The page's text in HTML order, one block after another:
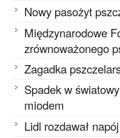
Nowy pasożyt
Międzynarodowe
zrównoważonego
Zagadka
Spadek w
miodem
Lidl rozdawał